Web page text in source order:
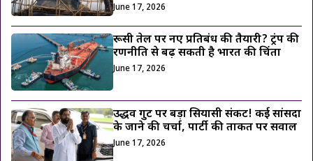
June 17, 2026
रूसी तेल पर नए प्रतिबंध की तैयारी? ट्रंप की
रणनीति से बढ़ सकती है भारत की चिंता
June 17, 2026
उद्धव गुट पर बड़ा सियासी संकट! कई सांसदों
के जाने की चर्चा, पार्टी की ताकत पर सवाल
June 17, 2026